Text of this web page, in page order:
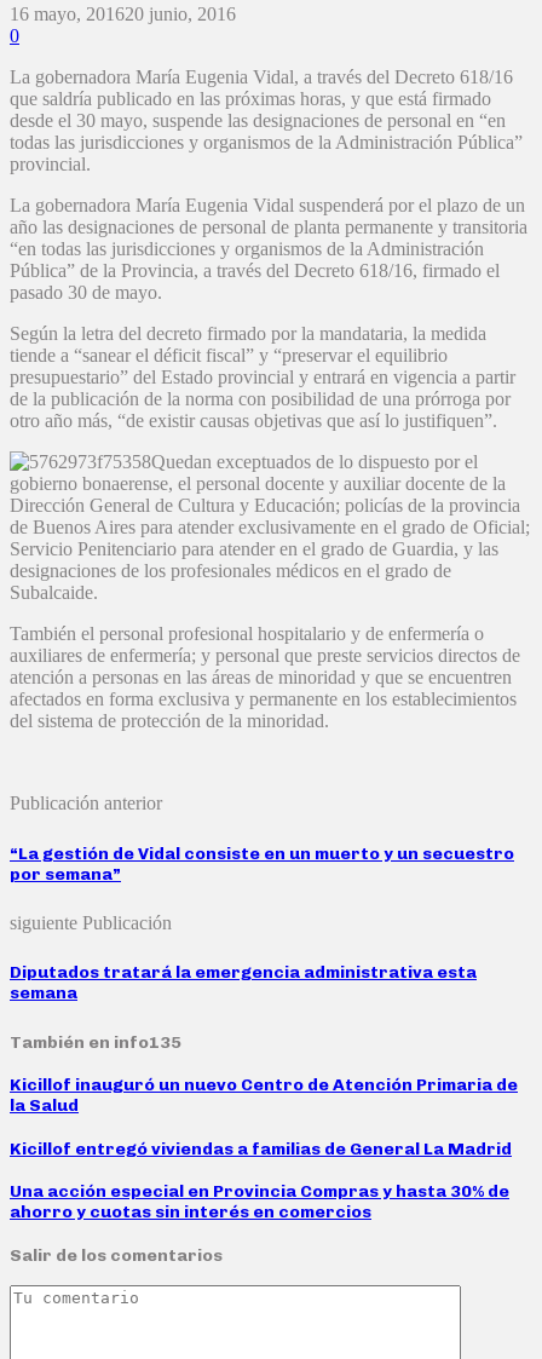
16 mayo, 201620 junio, 2016
0
La gobernadora María Eugenia Vidal, a través del Decreto 618/16
que saldría publicado en las próximas horas, y que está firmado
desde el 30 mayo, suspende las designaciones de personal en “en
todas las jurisdicciones y organismos de la Administración Pública”
provincial.
La gobernadora María Eugenia Vidal suspenderá por el plazo de un
año las designaciones de personal de planta permanente y transitoria
“en todas las jurisdicciones y organismos de la Administración
Pública” de la Provincia, a través del Decreto 618/16, firmado el
pasado 30 de mayo.
Según la letra del decreto firmado por la mandataria, la medida
tiende a “sanear el déficit fiscal” y “preservar el equilibrio
presupuestario” del Estado provincial y entrará en vigencia a partir
de la publicación de la norma con posibilidad de una prórroga por
otro año más, “de existir causas objetivas que así lo justifiquen”.
Quedan exceptuados de lo dispuesto por el
gobierno bonaerense, el personal docente y auxiliar docente de la
Dirección General de Cultura y Educación; policías de la provincia
de Buenos Aires para atender exclusivamente en el grado de Oficial;
Servicio Penitenciario para atender en el grado de Guardia, y las
designaciones de los profesionales médicos en el grado de
Subalcaide.
También el personal profesional hospitalario y de enfermería o
auxiliares de enfermería; y personal que preste servicios directos de
atención a personas en las áreas de minoridad y que se encuentren
afectados en forma exclusiva y permanente en los establecimientos
del sistema de protección de la minoridad.
Publicación anterior
“La gestión de Vidal consiste en un muerto y un secuestro
por semana”
siguiente Publicación
Diputados tratará la emergencia administrativa esta
semana
También en info135
Kicillof inauguró un nuevo Centro de Atención Primaria de
la Salud
Kicillof entregó viviendas a familias de General La Madrid
Una acción especial en Provincia Compras y hasta 30% de
ahorro y cuotas sin interés en comercios
Salir de los comentarios